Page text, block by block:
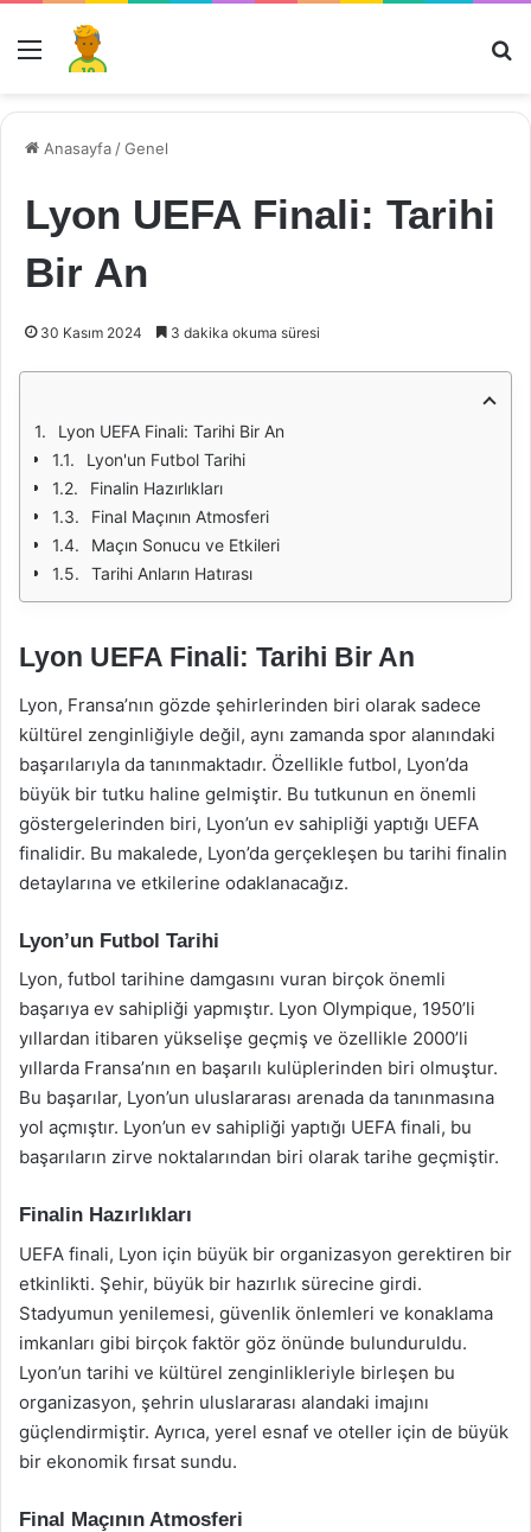
Menü
Anasayfa /Genel
Lyon UEFA Finali: Tarihi
Bir An
30 Kasım 2024 3 dakika okuma süresi
Lyon UEFA Finali: Tarihi Bir An
Lyon'un Futbol Tarihi
Finalin Hazırlıkları
Final Maçının Atmosferi
Maçın Sonucu ve Etkileri
Tarihi Anların Hatırası
Lyon UEFA Finali: Tarihi Bir An
Lyon, Fransa’nın gözde şehirlerinden biri olarak sadece
kültürel zenginliğiyle değil, aynı zamanda spor alanındaki
başarılarıyla da tanınmaktadır. Özellikle futbol, Lyon’da
büyük bir tutku haline gelmiştir. Bu tutkunun en önemli
göstergelerinden biri, Lyon’un ev sahipliği yaptığı UEFA
finalidir. Bu makalede, Lyon’da gerçekleşen bu tarihi finalin
detaylarına ve etkilerine odaklanacağız.
Lyon’un Futbol Tarihi
Lyon, futbol tarihine damgasını vuran birçok önemli
başarıya ev sahipliği yapmıştır. Lyon Olympique, 1950’li
yıllardan itibaren yükselişe geçmiş ve özellikle 2000’li
yıllarda Fransa’nın en başarılı kulüplerinden biri olmuştur.
Bu başarılar, Lyon’un uluslararası arenada da tanınmasına
yol açmıştır. Lyon’un ev sahipliği yaptığı UEFA finali, bu
başarıların zirve noktalarından biri olarak tarihe geçmiştir.
Finalin Hazırlıkları
UEFA finali, Lyon için büyük bir organizasyon gerektiren bir
etkinlikti. Şehir, büyük bir hazırlık sürecine girdi.
Stadyumun yenilemesi, güvenlik önlemleri ve konaklama
imkanları gibi birçok faktör göz önünde bulunduruldu.
Lyon’un tarihi ve kültürel zenginlikleriyle birleşen bu
organizasyon, şehrin uluslararası alandaki imajını
güçlendirmiştir. Ayrıca, yerel esnaf ve oteller için de büyük
bir ekonomik fırsat sundu.
Final Maçının Atmosferi